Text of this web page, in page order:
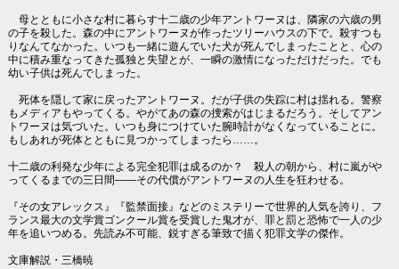
母とともに小さな村に暮らす十二歳の少年アントワーヌは、隣家の六歳の男
の子を殺した。森の中にアントワーヌが作ったツリーハウスの下で。殺すつも
りなんてなかった。いつも一緒に遊んでいた犬が死んでしまったことと、心の
中に積み重なってきた孤独と失望とが、一瞬の激情になっただけだった。でも
幼い子供は死んでしまった。
死体を隠して家に戻ったアントワーヌ。だが子供の失踪に村は揺れる。警察
もメディアもやってくる。やがてあの森の捜索がはじまるだろう。そしてアン
トワーヌは気づいた。いつも身につけていた腕時計がなくなっていることに。
もしあれが死体とともに見つかってしまったら……。
十二歳の利発な少年による完全犯罪は成るのか？ 殺人の朝から、村に嵐がや
ってくるまでの三日間――その代償がアントワーヌの人生を狂わせる。
『その女アレックス』『監禁面接』などのミステリーで世界的人気を誇り、フ
ランス最大の文学賞ゴンクール賞を受賞した鬼才が、罪と罰と恐怖で一人の少
年を追いつめる。先読み不可能、鋭すぎる筆致で描く犯罪文学の傑作。
文庫解説・三橋暁